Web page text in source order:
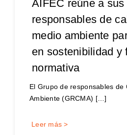
AIFEC reúne a sus
responsables de
medio ambiente
en sostenibilidad y
normativa
El Grupo de responsables de
Ambiente (GRCMA) […]
Leer más >